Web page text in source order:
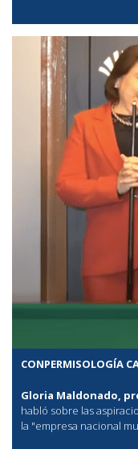
CONPERMISOLOGÍA
Gloria Maldonado,
habló sobre las
la "empresa nacional